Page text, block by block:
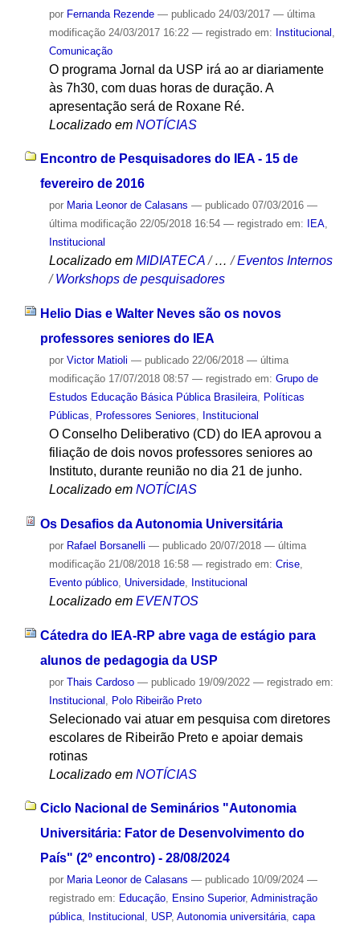
por Fernanda Rezende — publicado24/03/2017 — última
modificação24/03/2017 16:22 — registrado em: Institucional
Comunicação
O programa Jornal da USP irá ao ar diariamente
às 7h30, com duas horas de duração. A
apresentação será de Roxane Ré.
Localizado em NOTÍCIAS
Encontro de Pesquisadores do IEA - 15 de
fevereiro de 2016
por Maria Leonor de Calasans — publicado07/03/2016 —
última modificação22/05/2018 16:54 — registrado em: IEA,
Institucional
Localizado em MIDIATECA / …/Eventos Internos
/ Workshops de pesquisadores
Helio Dias e Walter Neves são os novos
professores seniores do IEA
por Victor Matioli — publicado22/06/2018 — última
modificação17/07/2018 08:57 — registrado em: Grupo de
Estudos Educação Básica Pública Brasileira, Políticas
Públicas, Professores Seniores, Institucional
O Conselho Deliberativo (CD) do IEA aprovou a
filiação de dois novos professores seniores ao
Instituto, durante reunião no dia 21 de junho.
Localizado em NOTÍCIAS
Os Desafios da Autonomia Universitária
por Rafael Borsanelli — publicado20/07/2018 — última
modificação21/08/2018 16:58 — registrado em: Crise,
Evento público, Universidade, Institucional
Localizado em EVENTOS
Cátedra do IEA-RP abre vaga de estágio para
alunos de pedagogia da USP
por Thais Cardoso — publicado19/09/2022 — registrado em:
Institucional
Polo Ribeirão Preto
Selecionado vai atuar em pesquisa com diretores
escolares de Ribeirão Preto e apoiar demais
rotinas
Localizado em NOTÍCIAS
Ciclo Nacional de Seminários "Autonomia
Universitária: Fator de Desenvolvimento do
País" (2º encontro) - 28/08/2024
por Maria Leonor de Calasans — publicado10/09/2024 —
registrado em: Educação, Ensino Superior, Administração
pública, Institucional , USP, Autonomia universitária, capa